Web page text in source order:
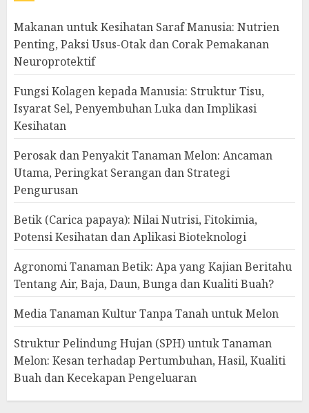
Makanan untuk Kesihatan Saraf Manusia: Nutrien
Penting, Paksi Usus-Otak dan Corak Pemakanan
Neuroprotektif
Fungsi Kolagen kepada Manusia: Struktur Tisu,
Isyarat Sel, Penyembuhan Luka dan Implikasi
Kesihatan
Perosak dan Penyakit Tanaman Melon: Ancaman
Utama, Peringkat Serangan dan Strategi
Pengurusan
Betik (Carica papaya): Nilai Nutrisi, Fitokimia,
Potensi Kesihatan dan Aplikasi Bioteknologi
Agronomi Tanaman Betik: Apa yang Kajian Beritahu
Tentang Air, Baja, Daun, Bunga dan Kualiti Buah?
Media Tanaman Kultur Tanpa Tanah untuk Melon
Struktur Pelindung Hujan (SPH) untuk Tanaman
Melon: Kesan terhadap Pertumbuhan, Hasil, Kualiti
Buah dan Kecekapan Pengeluaran